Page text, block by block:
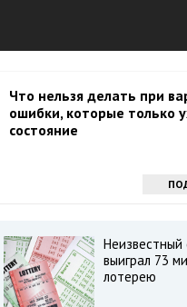
Что нельзя делать при
ошибки, которые только
состояние
Неизвестный
выиграл 73
лотерею